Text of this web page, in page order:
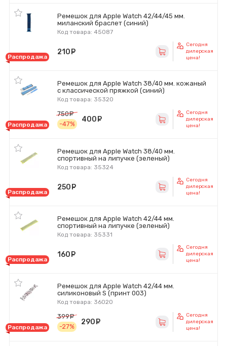
Ремешок для Apple Watch 42/44/45 мм.
миланский браслет (синий)
Код товара: 45087
Распродажа
210
Сегодня
дилерская
цена!
Ремешок для Apple Watch 38/40 мм. кожаный
с классической пряжкой (синий)
Код товара: 35320
Распродажа
750
-47%
400
Сегодня
дилерская
цена!
Ремешок для Apple Watch 38/40 мм.
спортивный на липучке (зеленый)
Код товара: 35324
Распродажа
250
Сегодня
дилерская
цена!
Ремешок для Apple Watch 42/44 мм.
спортивный на липучке (зеленый)
Код товара: 35331
Распродажа
160
Сегодня
дилерская
цена!
Ремешок для Apple Watch 42/44 мм.
силиконовый S (принт 003)
Код товара: 36020
Распродажа
399
-27%
290
Сегодня
дилерская
цена!